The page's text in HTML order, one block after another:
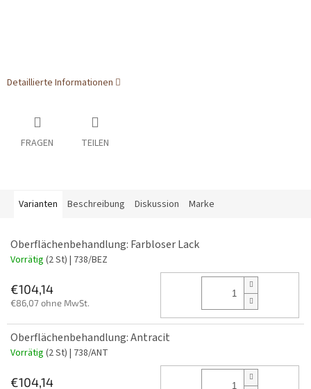
Detaillierte Informationen
FRAGEN TEILEN
Varianten Beschreibung Diskussion Marke
Oberflächenbehandlung: Farbloser Lack
Vorrätig (2 St) | 738/BEZ
€104,14
€86,07 ohne MwSt.
Oberflächenbehandlung: Antracit
Vorrätig (2 St) | 738/ANT
€104,14